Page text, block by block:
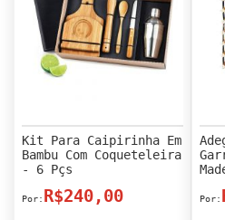
Kit Para Caipirinha Em
Bambu Com Coqueteleira
- 6 Pçs
R$240,00